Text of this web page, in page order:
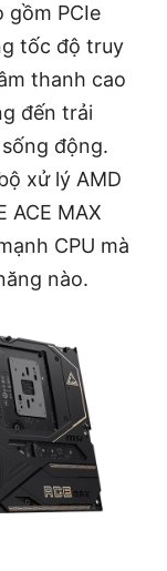
gồm PCIe
tốc độ truy
thanh cao
đến trải
động.
xử lý AMD
ACE MAX
CPU mà
nào.